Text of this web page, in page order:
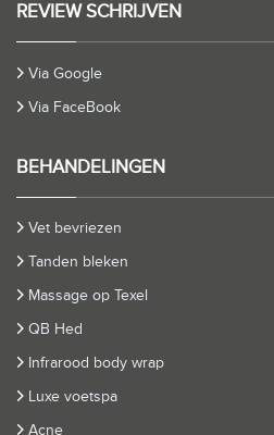
REVIEW SCHRIJVEN
Via Google
Via FaceBook
BEHANDELINGEN
Vet bevriezen
Tanden bleken
Massage op Texel
QB Hed
Infrarood body wrap
Luxe voetspa
Acne